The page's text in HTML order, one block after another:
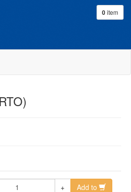
0item
+ Add to